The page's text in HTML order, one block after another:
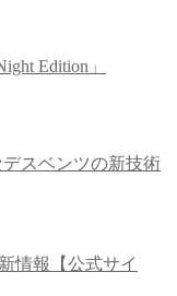
Edition」
スベンツの新技術
情報【公式サイ